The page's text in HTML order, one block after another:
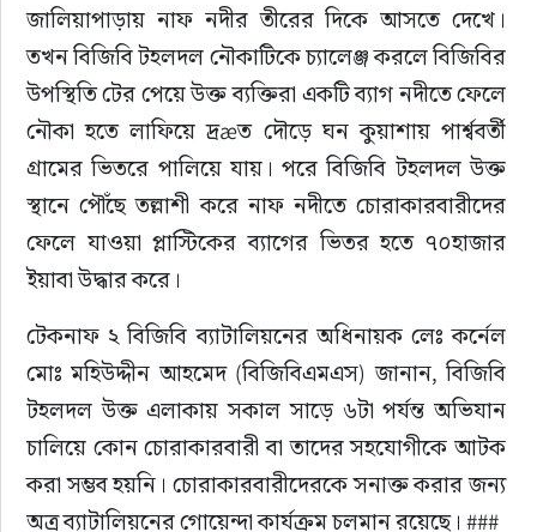
জালিয়াপাড়ায় নাফ নদীর তীরের দিকে আসতে দেখে।
তখন বিজিবি টহলদল নৌকাটিকে চ্যালেঞ্জ করলে বিজিবির
উপস্থিতি টের পেয়ে উক্ত ব্যক্তিরা একটি ব্যাগ নদীতে ফেলে
নৌকা হতে লাফিয়ে দ্রæত দৌড়ে ঘন কুয়াশায় পার্শ্ববর্তী
গ্রামের ভিতরে পালিয়ে যায়। পরে বিজিবি টহলদল উক্ত
স্থানে পৌঁছে তল্লাশী করে নাফ নদীতে চোরাকারবারীদের
ফেলে যাওয়া প্লাস্টিকের ব্যাগের ভিতর হতে ৭০হাজার
ইয়াবা উদ্ধার করে।
টেকনাফ ২ বিজিবি ব্যাটালিয়নের অধিনায়ক লেঃ কর্নেল
মোঃ মহিউদ্দীন আহমেদ (বিজিবিএমএস) জানান, বিজিবি
টহলদল উক্ত এলাকায় সকাল সাড়ে ৬টা পর্যন্ত অভিযান
চালিয়ে কোন চোরাকারবারী বা তাদের সহযোগীকে আটক
করা সম্ভব হয়নি। চোরাকারবারীদেরকে সনাক্ত করার জন্য
অত্র ব্যাটালিয়নের গোয়েন্দা কার্যক্রম চলমান রয়েছে। ###